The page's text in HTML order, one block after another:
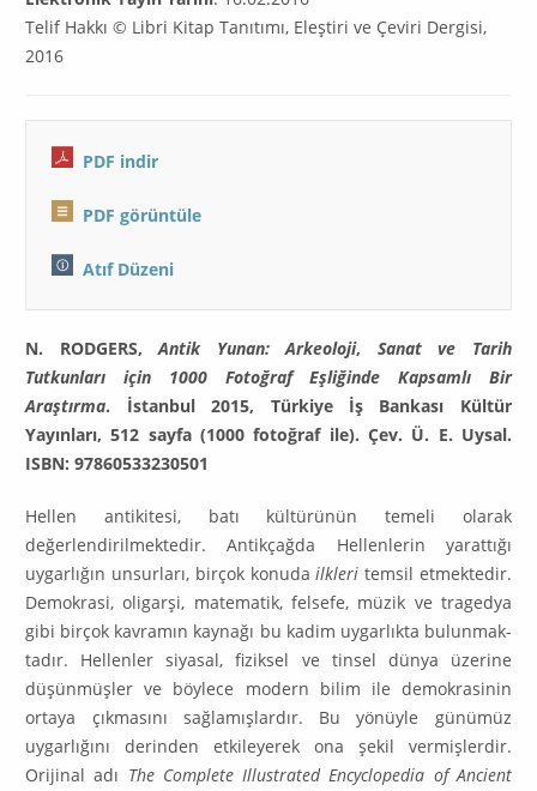
Telif Hakkı © Libri Kitap Tanıtımı, Eleştiri ve Çeviri Dergisi,
2016
PDF indir
PDF görüntüle
Atıf Düzeni
N. RODGERS,Antik Yunan: Arkeoloji, Sanat ve Tarih
Tutkunları için 1000 Fotoğraf Eşliğinde Kapsamlı Bir
Araştırma. İstanbul 2015, Türkiye İş Bankası Kültür
Yayınları, 512 sayfa (1000 fotoğraf ile). Çev. Ü. E. Uysal.
ISBN: 97860533230501
Hellen antikitesi, batı kültürünün temeli olarak
değerlendirilmektedir. Antikçağda Hellenlerin yarattığı
uygarlığın unsurları, birçok konudailkleri temsil etmektedir.
Demokrasi, oligarşi, ma­tematik, felsefe, müzik ve tragedya
gibi birçok kavramın kaynağı bu kadim uygarlıkta bulunmak­
tadır. Hellenler siyasal, fiziksel ve tinsel dünya üzerine
düşünmüşler ve böylece modern bilim ile demokrasinin
ortaya çıkmasını sağlamışlardır. Bu yönüyle günümüz
uygarlığını derinden etkile­ye­rek ona şekil vermişlerdir.
Orijinal adı The Complete Illustrated Encyclopedia of Ancient